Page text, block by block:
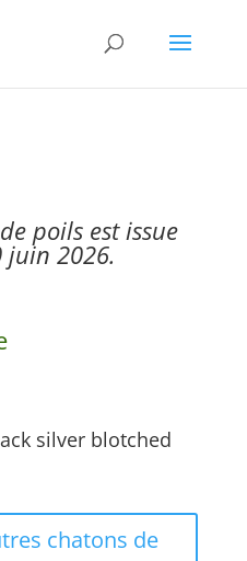
poils est issue
juin 2026.
silver blotched
chatons de